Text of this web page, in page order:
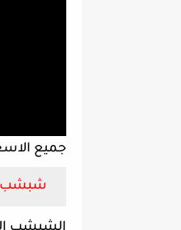
جميع
شبشب